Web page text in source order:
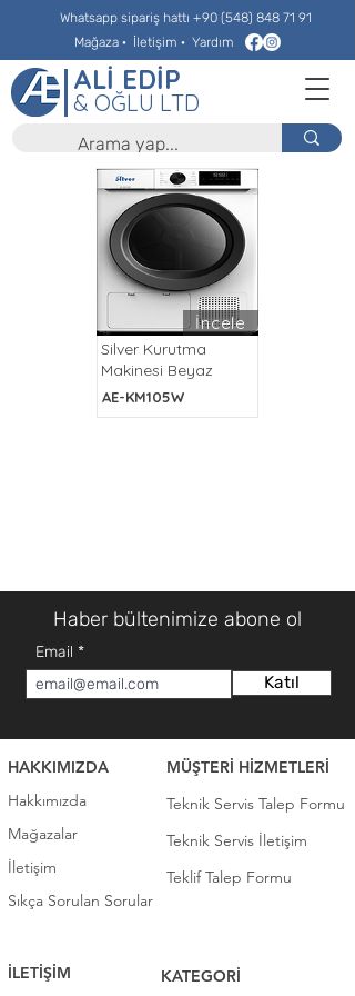
ALİ EDİP
& OĞLU LTD
Whatsapp sipariş hattı +90 (548) 848 71 91
Mağaza · İletişim · Yardım
İncele
Silver Kurutma
Makinesi Beyaz
AE-KM105W
Haber bültenimize abone ol
Email
Katıl
HAKKIMIZDA
Hakkımızda
Mağazalar
İletişim
Sıkça Sorulan Sorular
MÜŞTERİ HİZMETLERİ
Teknik Servis Talep Formu
Teknik Servis İletişim
Teklif Talep Formu
İLETİŞİM
KATEGORİ